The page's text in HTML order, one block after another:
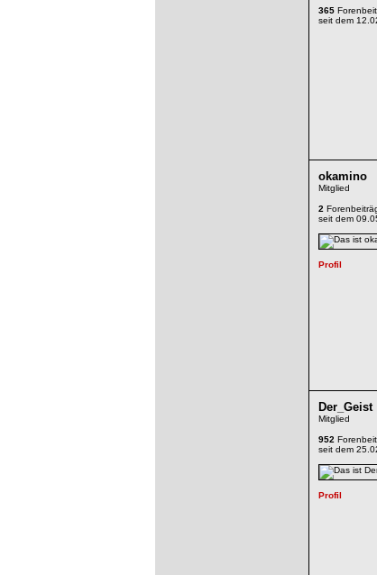
365
seit dem
okamino
Mitglied
2
seit dem
Der_Geist
Mitglied
952
seit dem